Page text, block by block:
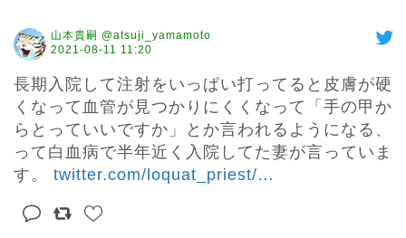
山本貴嗣 @atsuji_yamamoto
2021-08-11 11:20
長期入院して注射をいっぱい打ってると皮膚が硬
くなって血管が見つかりにくくなって「手の甲か
らとっていいですか」とか言われるようになる、
って白血病で半年近く入院してた妻が言っていま
す。 twitter.com/loquat_priest/…